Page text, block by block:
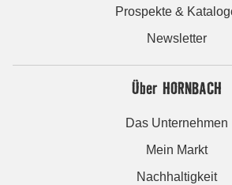
Prospekte &
Newsletter
Über HORNBACH
Das Unternehmen
Mein Markt
Nachhaltigkeit